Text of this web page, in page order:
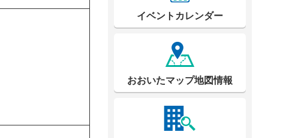
イベントカレンダー
おおいたマップ地図情報